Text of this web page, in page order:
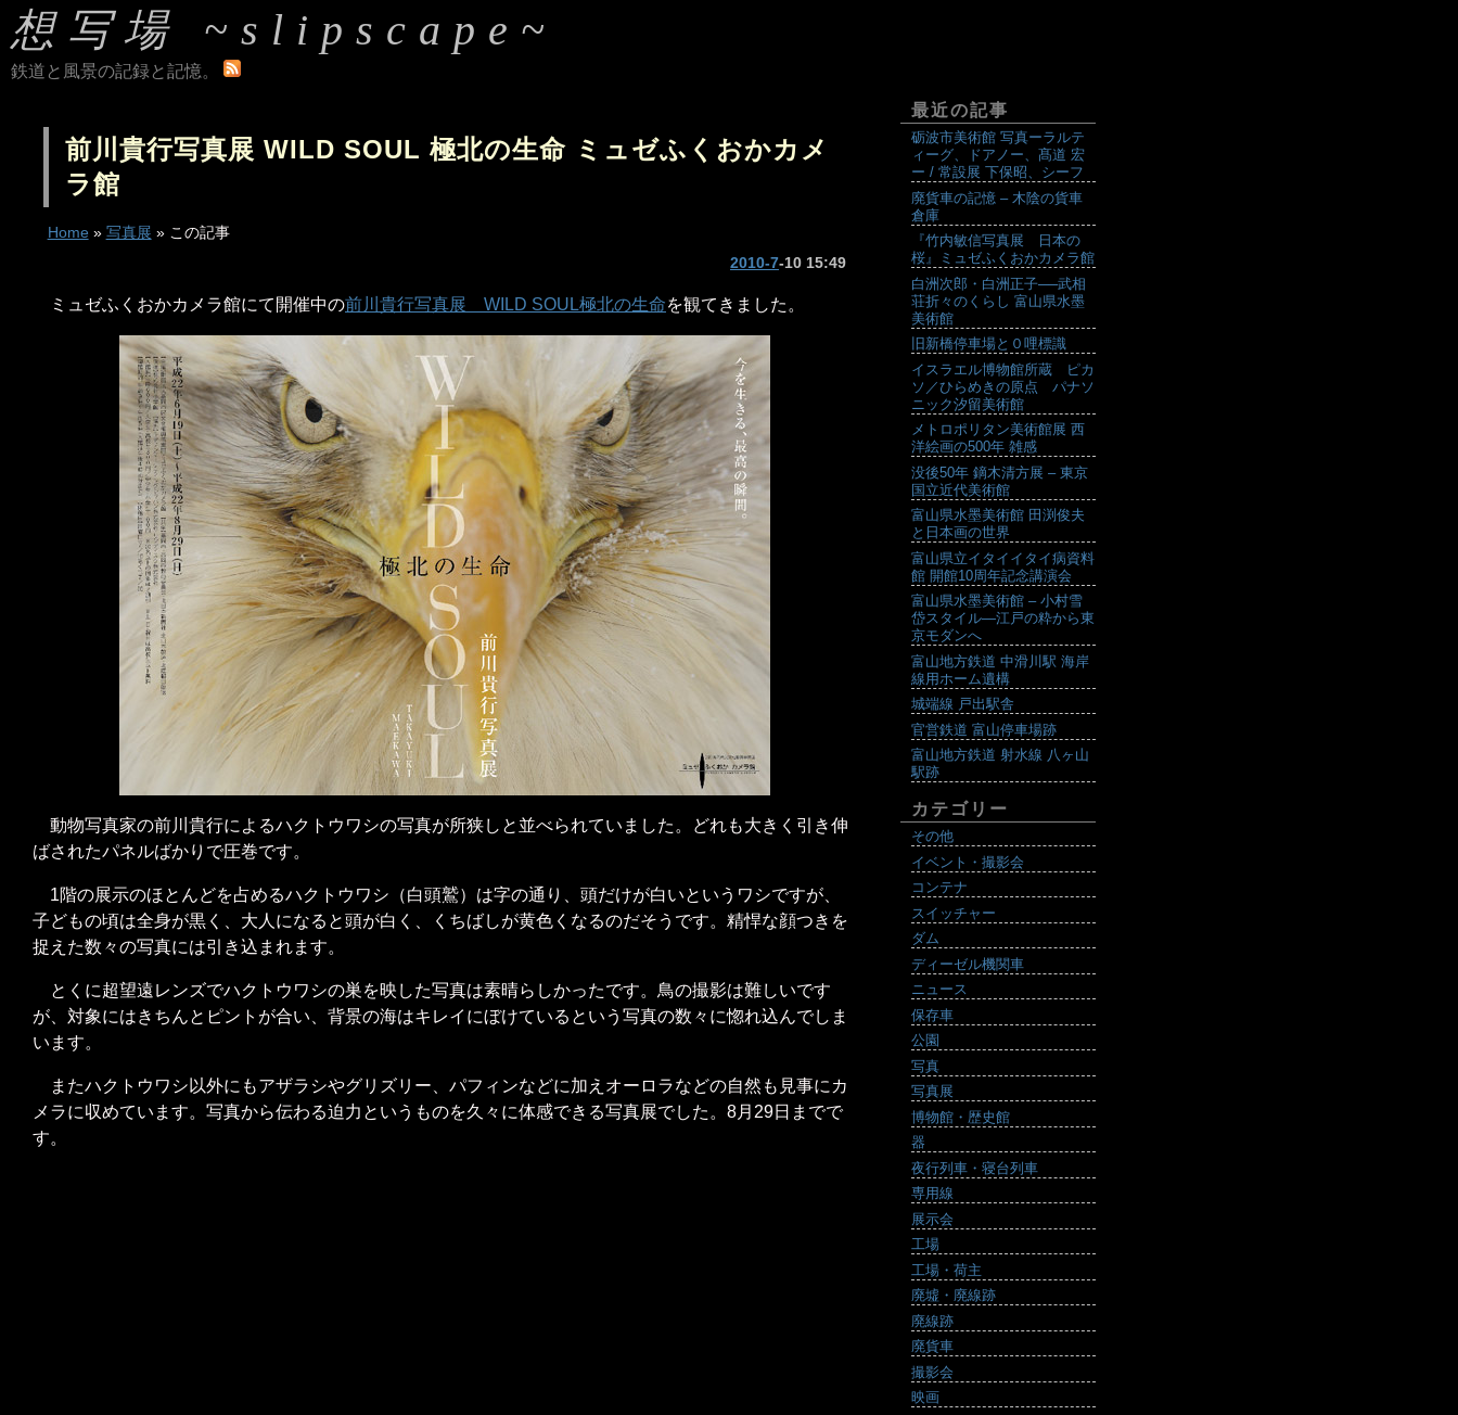
想写場 ~slipscape~
鉄道と風景の記録と記憶。
前川貴行写真展 WILD SOUL 極北の生命 ミュゼふくおかカメ
ラ館
Home » 写真展 » この記事
2010-7-10 15:49
ミュゼふくおかカメラ館にて開催中の前川貴行写真展 WILD SOUL極北の生命を観てきました。
動物写真家の前川貴行によるハクトウワシの写真が所狭しと並べられていました。どれも大きく引き伸
ばされたパネルばかりで圧巻です。
1階の展示のほとんどを占めるハクトウワシ（白頭鷲）は字の通り、頭だけが白いというワシですが、
子どもの頃は全身が黒く、大人になると頭が白く、くちばしが黄色くなるのだそうです。精悍な顔つきを
捉えた数々の写真には引き込まれます。
とくに超望遠レンズでハクトウワシの巣を映した写真は素晴らしかったです。鳥の撮影は難しいです
が、対象にはきちんとピントが合い、背景の海はキレイにぼけているという写真の数々に惚れ込んでしま
います。
またハクトウワシ以外にもアザラシやグリズリー、パフィンなどに加えオーロラなどの自然も見事にカ
メラに収めています。写真から伝わる迫力というものを久々に体感できる写真展でした。8月29日までで
す。
最近の記事
砺波市美術館 写真ーラルテ
ィーグ、ドアノー、髙道 宏
ー / 常設展 下保昭、シーフ
廃貨車の記憶 – 木陰の貨車
倉庫
『竹内敏信写真展 日本の
桜』ミュゼふくおかカメラ館
白洲次郎・白洲正子──武相
荘折々のくらし 富山県水墨
美術館
旧新橋停車場と０哩標識
イスラエル博物館所蔵 ピカ
ソ／ひらめきの原点 パナソ
ニック汐留美術館
メトロポリタン美術館展 西
洋絵画の500年 雑感
没後50年 鏑木清方展 – 東京
国立近代美術館
富山県水墨美術館 田渕俊夫
と日本画の世界
富山県立イタイイタイ病資料
館 開館10周年記念講演会
富山県水墨美術館 – 小村雪
岱スタイル―江戸の粋から東
京モダンへ
富山地方鉄道 中滑川駅 海岸
線用ホーム遺構
城端線 戸出駅舎
官営鉄道 富山停車場跡
富山地方鉄道 射水線 八ヶ山
駅跡
カテゴリー
その他
イベント・撮影会
コンテナ
スイッチャー
ダム
ディーゼル機関車
ニュース
保存車
公園
写真
写真展
博物館・歴史館
器
夜行列車・寝台列車
専用線
展示会
工場
工場・荷主
廃墟・廃線跡
廃線跡
廃貨車
撮影会
映画